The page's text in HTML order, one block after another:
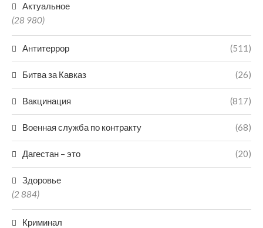
Актуальное
(28 980)
Антитеррор (511)
Битва за Кавказ (26)
Вакцинация (817)
Военная служба по контракту (68)
Дагестан – это (20)
Здоровье
(2 884)
Криминал